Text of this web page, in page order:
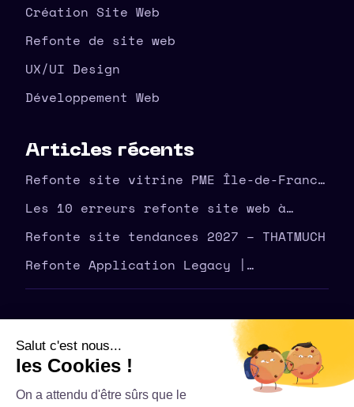
Création Site Web
Refonte de site web
UX/UI Design
Développement Web
Articles récents
Refonte site vitrine PME Île-de-France
| agence THATMUCH
Les 10 erreurs refonte site web à
éviter en amont – THATMUCH
Refonte site tendances 2027 – THATMUCH
Refonte Application Legacy |
Modernisez Votre Outil | THATMUCH
THATMUCH - Tous droits réservés
Politique de confidentialité – THATMUCH
Conditions générales de vente